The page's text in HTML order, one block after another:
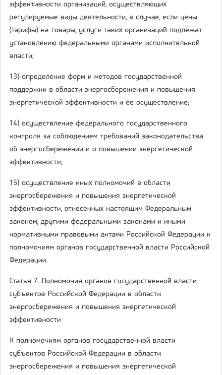
эффективности организаций, осуществляющих
регулируемые виды деятельности, в случае, если цены
(тарифы) на товары, услуги таких организаций подлежат
установлению федеральными органами исполнительной
власти;
13) определение форм и методов государственной
поддержки в области энергосбережения и повышения
энергетической эффективности и ее осуществление;
14) осуществление федерального государственного
контроля за соблюдением требований законодательства
об энергосбережении и о повышении энергетической
эффективности;
15) осуществление иных полномочий в области
энергосбережения и повышения энергетической
эффективности, отнесенных настоящим Федеральным
законом, другими федеральными законами и иными
нормативными правовыми актами Российской Федерации к
полномочиям органов государственной власти Российской
Федерации.
Статья 7. Полномочия органов государственной власти
субъектов Российской Федерации в области
энергосбережения и повышения энергетической
эффективности
К полномочиям органов государственной власти
субъектов Российской Федерации в области
энергосбережения и повышения энергетической